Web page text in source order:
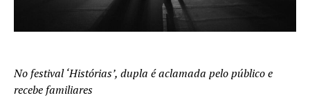
No festival ‘Histórias’, dupla é aclamada pelo público e
recebe familiares